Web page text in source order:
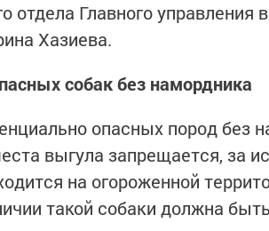
отдела Главного управления
Хазиева.
собак без намордника
опасных пород без
выгула запрещается, за
на огороженной
такой собаки должна